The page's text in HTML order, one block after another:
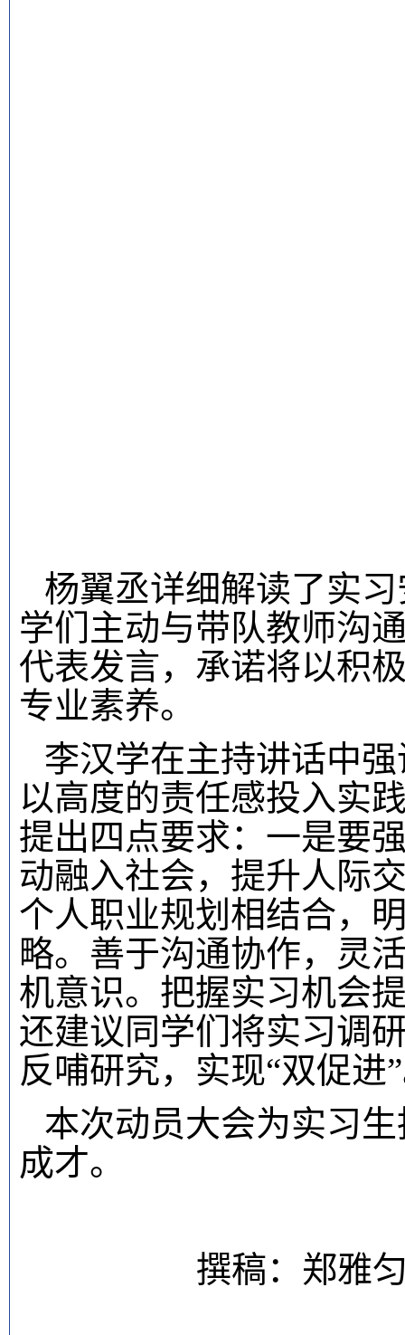
杨翼丞详细解读了实
学们主动与带队教师沟
代表发言，承诺将以积
专业素养。
李汉学在主持讲话中
以高度的责任感投入实
提出四点要求： 一是要
动融入社会，提升人际
个人职业规划相结合，
略。 善于沟通协作，灵
机意识。 把握实习机会
还建议同学们将实习调
反哺研究，实现“双促进
本次动员大会为实习
成才。
撰稿：郑雅